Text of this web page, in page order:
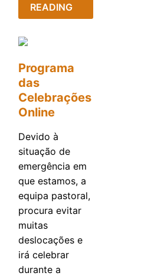
READING
Programa
das
Celebrações
Online
Devido à
situação de
emergência em
que estamos, a
equipa pastoral,
procura evitar
muitas
deslocações e
irá celebrar
durante a